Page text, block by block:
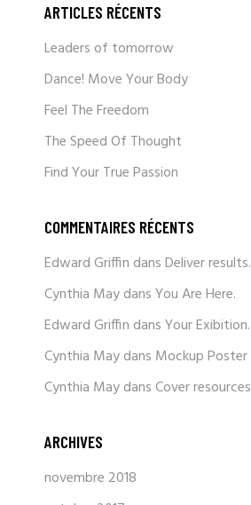
ARTICLES RÉCENTS
Leaders of tomorrow
Dance! Move Your Body
Feel The Freedom
The Speed Of Thought
Find Your True Passion
COMMENTAIRES RÉCENTS
Edward Griffin dansDeliver results.
Cynthia MaydansYou Are Here.
Edward Griffin dansYour Exibition.
Cynthia Maydans Mockup Poster
Cynthia MaydansCover resources
ARCHIVES
novembre 2018